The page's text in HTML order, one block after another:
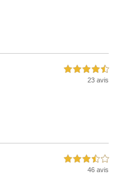
4,5 étoiles sur 5
23 avis
3,5 étoiles sur 5
46 avis